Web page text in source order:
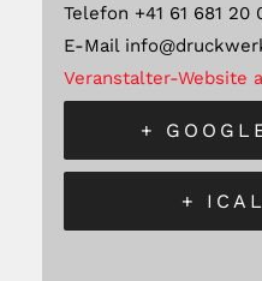
Telefon +41 61 681 20
E-Mail
Veranstalter-Website
+
+